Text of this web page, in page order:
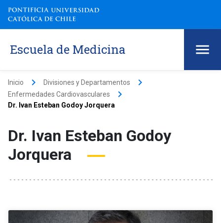
Escuela de Medicina
Inicio keyboard_arrow_right Divisiones y Departamentos keyboard_arrow_right
Enfermedades Cardiovasculares keyboard_arrow_right
Dr. Ivan Esteban Godoy Jorquera
Dr. Ivan Esteban Godoy
Jorquera